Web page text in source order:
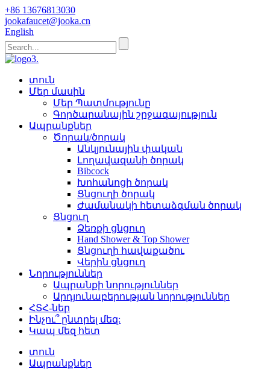
+86 13676813030
jookafaucet@jooka.cn
English
տուն
Մեր մասին
Մեր Պատմությունը
Գործարանային շրջագայություն
Ապրանքներ
Ծորակ/ծորակ
Անկյունային փական
Լողավազանի ծորակ
Bibcock
Խոհանոցի ծորակ
Ցնցուղի ծորակ
Ժամանակի հետաձգման ծորակ
Ցնցուղ
Ձեռքի ցնցուղ
Hand Shower & Top Shower
Ցնցուղի հավաքածու
Վերին ցնցուղ
Նորություններ
Ապրանքի նորություններ
Արդյունաբերության նորություններ
ՀՏՀ-ներ
Ինչու՞ ընտրել մեզ:
Կապ մեզ հետ
տուն
Ապրանքներ